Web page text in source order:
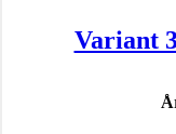
Variant